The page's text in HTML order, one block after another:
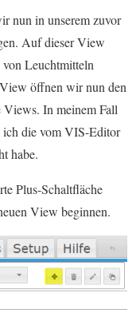
nun in unserem zuvor
Auf dieser View
Leuchtmitteln
öffnen wir nun den
In meinem Fall
ich die vom VIS-Editor
habe.
Plus-Schaltfläche
View beginnen.